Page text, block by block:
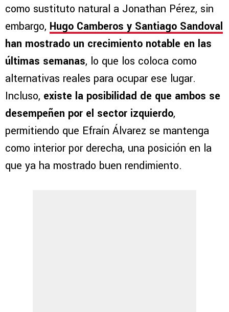
como sustituto natural a Jonathan Pérez, sin
embargo, Hugo Camberos y Santiago Sandoval
han mostrado un crecimiento notable en las
últimas semanas, lo que los coloca como
alternativas reales para ocupar ese lugar.
Incluso, existe la posibilidad de que ambos se
desempeñen por el sector izquierdo,
permitiendo que Efraín Álvarez se mantenga
como interior por derecha, una posición en la
que ya ha mostrado buen rendimiento.